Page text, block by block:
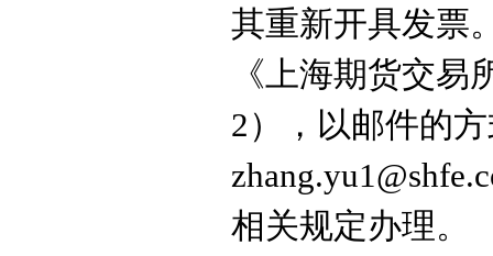
其重新开具发票
《上海期货交易
2 ），以邮件的
相关规定办理。